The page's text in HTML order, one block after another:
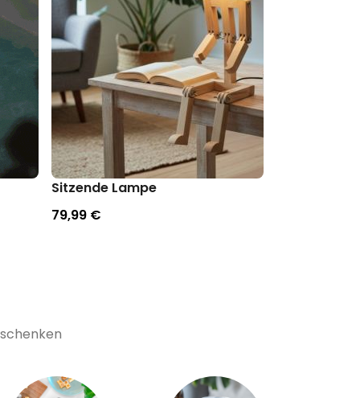
Sitzende Lampe
79,99 €